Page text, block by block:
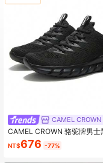
4.85
CAMEL CROWN 骆驼牌男士
动旅行徒步鞋，轻便休闲鞋，
适跑步鞋
NT$676 -77%